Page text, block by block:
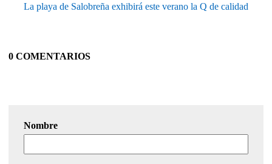
La playa de Salobreña exhibirá este verano la Q de calidad
0 COMENTARIOS
Nombre